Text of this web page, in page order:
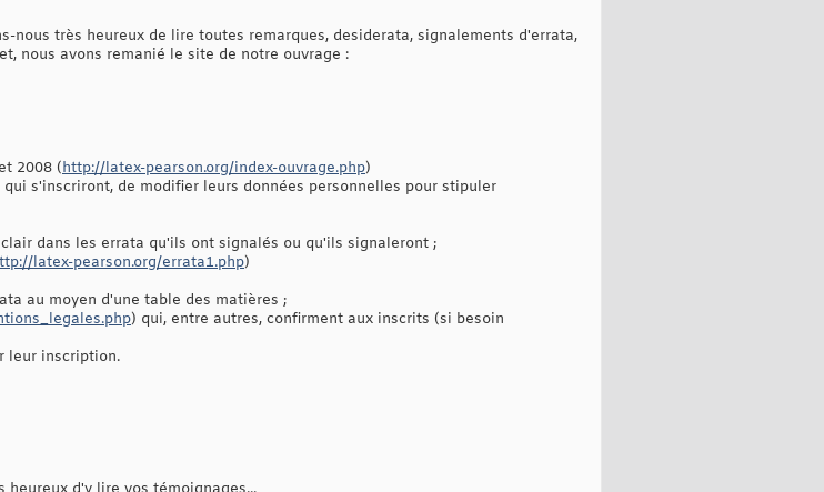
nous très heureux de lire toutes remarques, desiderata, signalements d'errata,
nous avons remanié le site de notre ouvrage :
2008 (http://latex-pearson.org/index-ouvrage.php)
s'inscriront, de modifier leurs données personnelles pour stipuler
dans les errata qu'ils ont signalés ou qu'ils signaleront ;
latex-pearson.org/errata1.php)
au moyen d'une table des matières ;
) qui, entre autres, confirment aux inscrits (si besoin
leur inscription.